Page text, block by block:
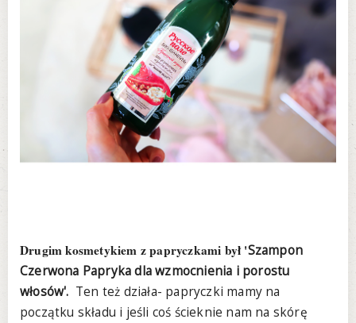
Drugim kosmetykiem z papryczkami był 'Szampon
Czerwona Papryka dla wzmocnienia i porostu
włosów'. Ten też działa- papryczki mamy na
początku składu i jeśli coś ścieknie nam na skórę